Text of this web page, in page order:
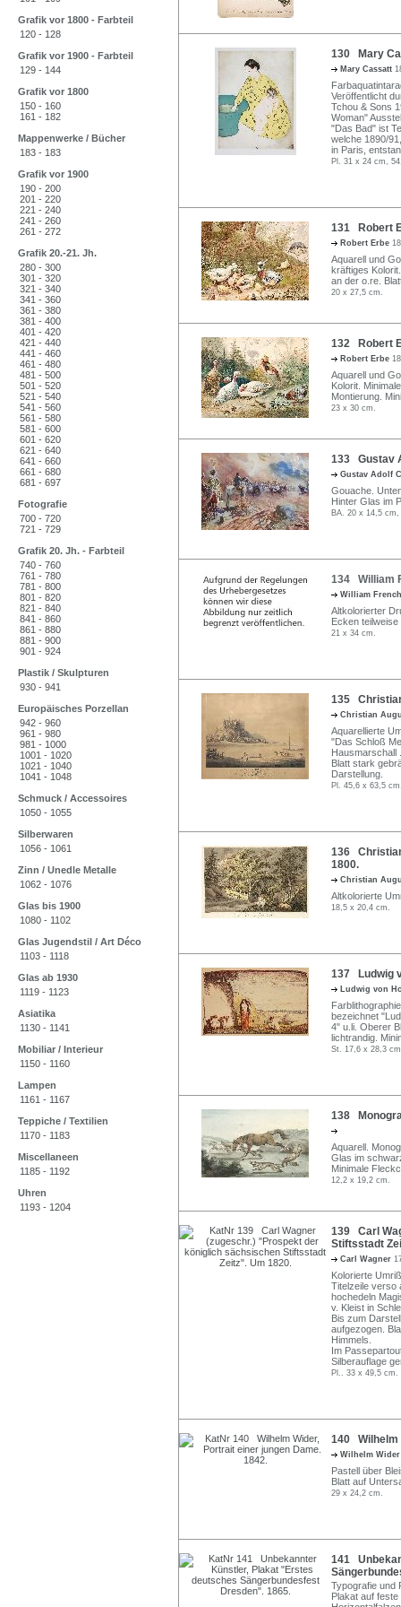
Grafik vor 1800 - Farbteil
120 - 128
Grafik vor 1900 - Farbteil
129 - 144
Grafik vor 1800
150 - 160
161 - 182
Mappenwerke / Bücher
183 - 183
Grafik vor 1900
190 - 200
201 - 220
221 - 240
241 - 260
261 - 272
Grafik 20.-21. Jh.
280 - 300
301 - 320
321 - 340
341 - 360
361 - 380
381 - 400
401 - 420
421 - 440
441 - 460
461 - 480
481 - 500
501 - 520
521 - 540
541 - 560
561 - 580
581 - 600
601 - 620
621 - 640
641 - 660
661 - 680
681 - 697
Fotografie
700 - 720
721 - 729
Grafik 20. Jh. - Farbteil
740 - 760
761 - 780
781 - 800
801 - 820
821 - 840
841 - 860
861 - 880
881 - 900
901 - 924
Plastik / Skulpturen
930 - 941
Europäisches Porzellan
942 - 960
961 - 980
981 - 1000
1001 - 1020
1021 - 1040
1041 - 1048
Schmuck / Accessoires
1050 - 1055
Silberwaren
1056 - 1061
Zinn / Unedle Metalle
1062 - 1076
Glas bis 1900
1080 - 1102
Glas Jugendstil / Art Déco
1103 - 1118
Glas ab 1930
1119 - 1123
Asiatika
1130 - 1141
Mobiliar / Interieur
1150 - 1160
Lampen
1161 - 1167
Teppiche / Textilien
1170 - 1183
Miscellaneen
1185 - 1192
Uhren
1193 - 1204
130 Mary
Mary Cassatt
Veröffentlicht
Tchou & Sons
Woman"
"Das Bad" ist
welche 1890/
in Paris,
Pl. 31 x 24 cm,
131 Robert
Robert Erbe
Aquarell und
kräftiges
an der o.re.
20 x 27,5 cm.
132 Robert
Robert Erbe
Aquarell und
Kolorit.
Montierung.
23 x 30 cm.
133 Gustav
Gustav Adolf
Gouache.
Hinter Glas im
BA. 20 x 14,5
134 William
William
Altkolorierter
Ecken
21 x 34 cm.
135
Christian
Aquarellierte
"Das Schloß
Hausmarschall
Blatt stark
Darstellung.
Pl. 45,6 x 63,5
136
1800.
Christian
Altkolorierte
18,5 x 20,4 cm.
137 Ludwig
Ludwig von
bezeichnet
4" u.li. Oberer
lichtrandig.
St. 17,6 x 28,3
138
Aquarell.
Glas im
Minimale
12,2 x 19,2 cm.
139 Carl
Stiftsstadt
Carl Wagner
Kolorierte
Titelzeile verso
hochedeln
v. Kleist in
Bis zum
aufgezogen.
Himmels.
Im
Silberauflage
Pl.. 33 x 49,5 cm.
140 Wilhelm
Wilhelm
Pastell über
Blatt auf
29 x 24,2 cm.
141
Typografie und
Plakat auf